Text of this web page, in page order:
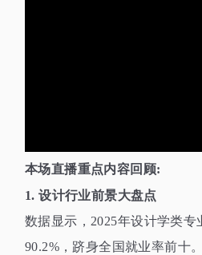
本场直播重点内容回顾:
1.设计行业前景大盘点
数据显示， 2025年设计学类专
90.2% ，跻身全国就业率前十